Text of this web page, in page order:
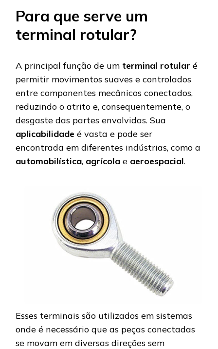
Para que serve um
terminal rotular?
A principal função de um terminal rotular é
permitir movimentos suaves e controlados
entre componentes mecânicos conectados,
reduzindo o atrito e, consequentemente, o
desgaste das partes envolvidas. Sua
aplicabilidade é vasta e pode ser
encontrada em diferentes indústrias, como a
automobilística, agrícola e aeroespacial.
Esses terminais são utilizados em sistemas
onde é necessário que as peças conectadas
se movam em diversas direções sem